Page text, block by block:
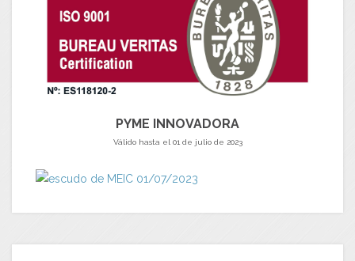
PYME INNOVADORA
Válido hasta el 01 de julio de 2023